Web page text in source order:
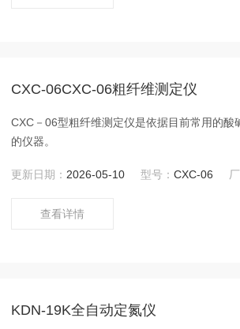
CXC-06CXC-06粗纤维测定仪
CXC－06型粗纤维测定仪是依据目前常用的
的仪器。
更新日期： 2026-05-10 型号：CXC-06
查看详情
KDN-19K全自动定氮仪